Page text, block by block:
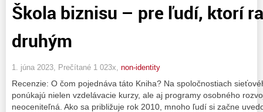
Škola biznisu – pre ľudí, ktorí
druhým
1. júna 2023, Prečítané 1 023x, non-identity
Recenzie: O čom pojednáva táto Kniha? Na spoločnostiach
ponúkajú nielen vzdelávacie kurzy, ale aj programy osobného
neoceniteľná. Ako sa približuje rok 2010, mnoho ľudí si začne